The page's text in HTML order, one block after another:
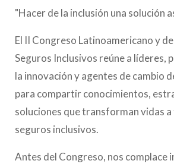
"Hacer de la inclusión una solución
El II Congreso Latinoamericano y
Seguros Inclusivos reúne a líderes,
la innovación y agentes de cambio
para compartir conocimientos,
soluciones que transforman vidas
seguros inclusivos.
Antes del Congreso, nos complace